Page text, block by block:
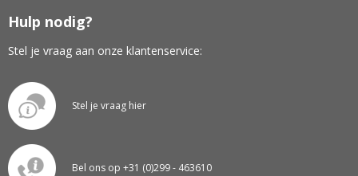
Hulp nodig?
Stel je vraag aan onze klantenservice:
Stel je vraag hier
Bel ons op +31 (0)299 - 463610